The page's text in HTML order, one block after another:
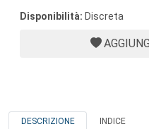
Disponibilità: Discreta
DESCRIZIONE INDICE